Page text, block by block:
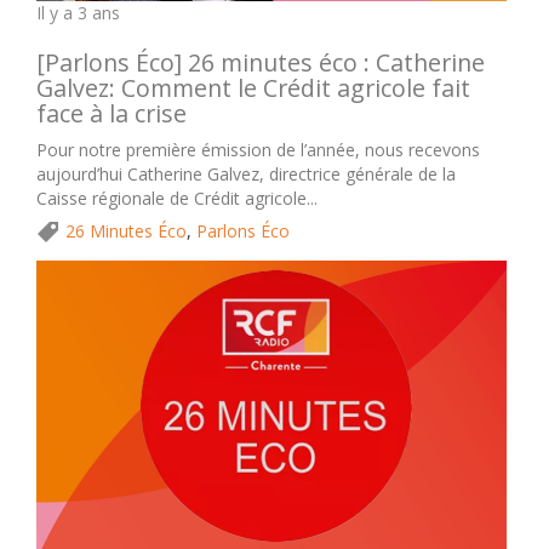
Il y a 3 ans
[Parlons Éco] 26 minutes éco : Catherine
Galvez: Comment le Crédit agricole fait
face à la crise
Pour notre première émission de l’année, nous recevons
aujourd’hui Catherine Galvez, directrice générale de la
Caisse régionale de Crédit agricole...
26 Minutes Éco, Parlons Éco